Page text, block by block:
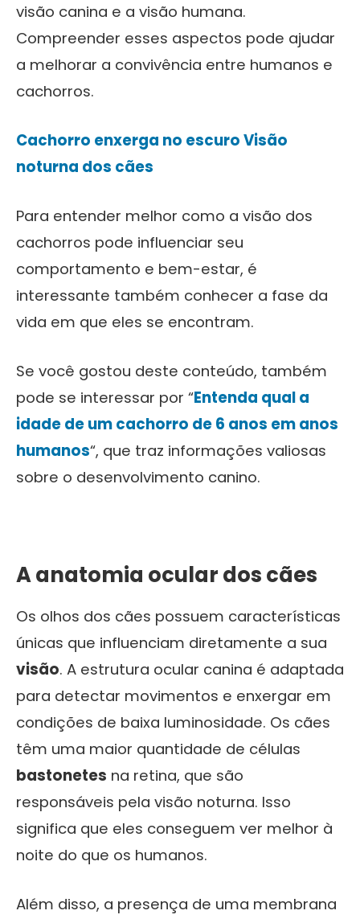
visão canina e a visão humana.
Compreender esses aspectos pode ajudar
a melhorar a convivência entre humanos e
cachorros.
Cachorro enxerga no escuro Visão
noturna dos cães
Para entender melhor como a visão dos
cachorros pode influenciar seu
comportamento e bem-estar, é
interessante também conhecer a fase da
vida em que eles se encontram.
Se você gostou deste conteúdo, também
pode se interessar por “Entenda qual a
idade de um cachorro de 6 anos em anos
humanos“, que traz informações valiosas
sobre o desenvolvimento canino.
A anatomia ocular dos cães
Os olhos dos cães possuem características
únicas que influenciam diretamente a sua
visão. A estrutura ocular canina é adaptada
para detectar movimentos e enxergar em
condições de baixa luminosidade. Os cães
têm uma maior quantidade de células
bastonetes na retina, que são
responsáveis pela visão noturna. Isso
significa que eles conseguem ver melhor à
noite do que os humanos.
Além disso, a presença de uma membrana